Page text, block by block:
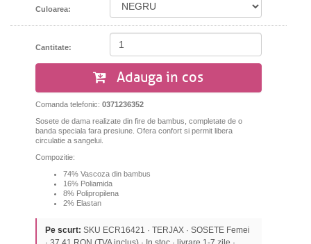
Culoarea:
Cantitate:
Adauga in cos
Comanda telefonic: 0371236352
Sosetede dama realizate din fire de bambus completate de o
banda speciala farapresiune. Oferaconfort si permit libera
circulatie a sangelui.
Compozitie:
74% Vascoza din bambus
16% Poliamida
8% Polipropilena
2% Elastan
Pe scurt: SKU ECR16421 · TERJAX · SOSETE Femei